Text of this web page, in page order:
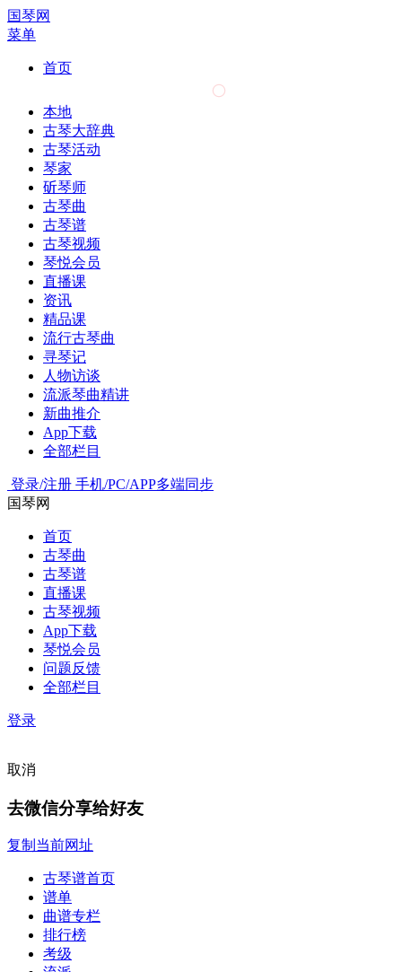
国琴网
菜单
首页
本地
古琴大辞典
古琴活动
琴家
斫琴师
古琴曲
古琴谱
古琴视频
琴悦会员
直播课
资讯
精品课
流行古琴曲
寻琴记
人物访谈
流派琴曲精讲
新曲推介
App下载
全部栏目
登录/注册 手机/PC/APP多端同步
国琴网
首页
古琴曲
古琴谱
直播课
古琴视频
App下载
琴悦会员
问题反馈
全部栏目
登录
取消
去微信分享给好友
复制当前网址
古琴谱首页
谱单
曲谱专栏
排行榜
考级